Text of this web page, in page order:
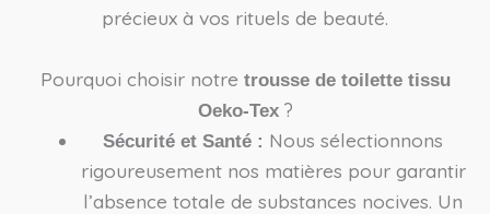
précieux à vos rituels de beauté.
Pourquoi choisir notre trousse de toilette tissu
Oeko-Tex?
Sécurité et Santé : Nous sélectionnons
rigoureusement nos matières pour garantir
l’absence totale de substances nocives. Un